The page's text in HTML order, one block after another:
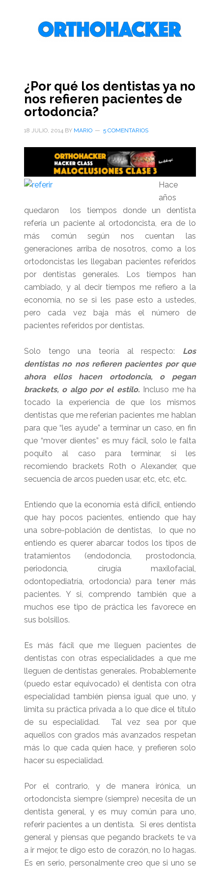
¿Por qué los dentistas ya no
nos refieren pacientes de
ortodoncia?
18 JULIO, 2014BY MARIO 5 COMENTARIOS
Hace
años
quedaron los tiempos donde un dentista
refería un paciente al ortodoncista, era de lo
más común según nos cuentan las
generaciones arriba de nosotros, como a los
ortodoncistas les llegaban pacientes referidos
por dentistas generales. Los tiempos han
cambiado, y al decir tiempos me refiero a la
economía, no se si les pase esto a ustedes,
pero cada vez baja más el número de
pacientes referidos por dentistas.
Solo tengo una teoría al respecto: Los
dentistas no nos refieren pacientes por que
ahora ellos hacen ortodoncia, o pegan
brackets, o algo por el estilo. Incluso me ha
tocado la experiencia de que los mismos
dentistas que me referían pacientes me hablan
para que “les ayude” a terminar un caso, en fin
que “mover dientes” es muy fácil, solo le falta
poquito al caso para terminar, si les
recomiendo brackets Roth o Alexander, que
secuencia de arcos pueden usar, etc, etc, etc.
Entiendo que la economía está difícil, entiendo
que hay pocos pacientes, entiendo que hay
una sobre-población de dentistas, lo que no
entiendo es querer abarcar todos los tipos de
tratamientos (endodoncia, prostodoncia,
periodoncia, cirugía maxilofacial,
odontopediatría, ortodoncia) para tener más
pacientes. Y si, comprendo también que a
muchos ese tipo de práctica les favorece en
sus bolsillos.
Es más fácil que me lleguen pacientes de
dentistas con otras especialidades a que me
lleguen de dentistas generales. Probablemente
(puedo estar equivocado) el dentista con otra
especialidad también piensa igual que uno, y
limita su práctica privada a lo que dice el título
de su especialidad. Tal vez sea por que
aquellos con grados más avanzados respetan
más lo que cada quien hace, y prefieren solo
hacer su especialidad.
Por el contrario, y de manera irónica, un
ortodoncista siempre (siempre) necesita de un
dentista general, y es muy común para uno,
referir pacientes a un dentista. Si eres dentista
general y piensas que pegando brackets te va
a ir mejor, te digo esto de corazón, no lo hagas.
Es en serio, personalmente creo que si uno se